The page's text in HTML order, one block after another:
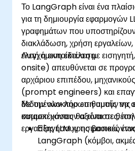
Το LangGraph είναι ένα
για τη δημιουργία εφαρμογών
γραφημάτων που
διακλάδωση, χρήση εργαλείων,
ελεγχόμενη εκτέλεση.
Αυτή η εκπαίδευση με
onsite) απευθύνεται σε
αρχάριου επιπέδου,
(prompt engineers) και
δεδομένων που επιθυμούν να
κατασκευάσουν αξιόπιστες,
εργασίας LLM
Με την ολοκλήρωση αυτής της
συμμετέχοντες θα είναι σε
Εξηγήσουν τις βασικές
LangGraph (κόμβοι,